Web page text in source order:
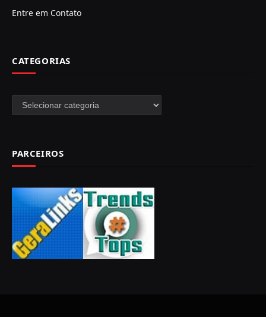
Entre em Contato
CATEGORIAS
Categorias
PARCEIROS